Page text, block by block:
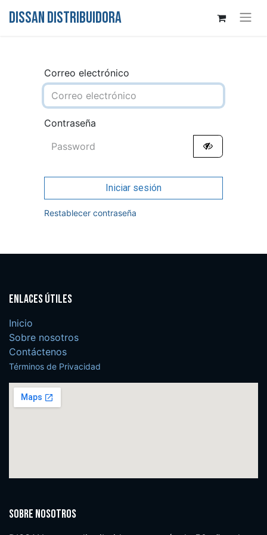
DISSAN DISTRIBUIDORA
Correo electrónico
Contraseña
Iniciar sesión
Restablecer contraseña
Enlaces útiles
Inicio
Sobre nosotros
Contáctenos
Términos de Privacidad
Sobre nosotros